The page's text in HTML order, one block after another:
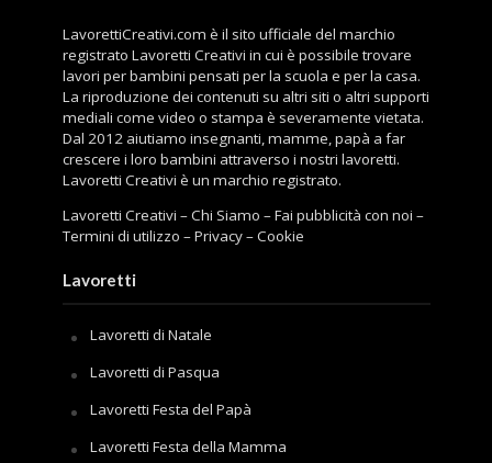
LavorettiCreativi.com è il sito ufficiale del marchio
registrato Lavoretti Creativi in cui è possibile trovare
lavori per bambini pensati per la scuola e per la casa.
La riproduzione dei contenuti su altri siti o altri supporti
mediali come video o stampa è severamente vietata.
Dal 2012 aiutiamo insegnanti, mamme, papà a far
crescere i loro bambini attraverso i nostri lavoretti.
Lavoretti Creativi è un marchio registrato.
Lavoretti Creativi –Chi Siamo –Fai pubblicità con noi –
Termini di utilizzo –Privacy–Cookie
Lavoretti
Lavoretti di Natale
Lavoretti di Pasqua
Lavoretti Festa del Papà
Lavoretti Festa della Mamma